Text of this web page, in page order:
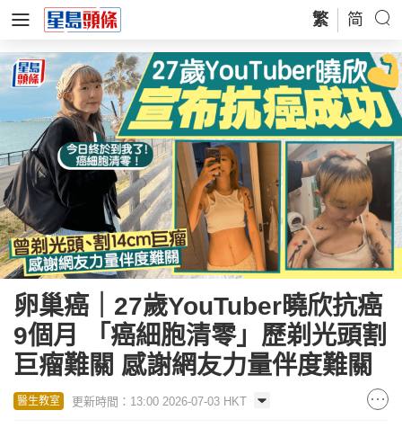
繁 简
卵巢癌｜27歲YouTuber曉欣抗癌
9個月 「癌細胞清零」歷剃光頭割
巨瘤難關 感謝網友力量伴度難關
醫生教室 更新時間：13:00 2026-07-03 HKT